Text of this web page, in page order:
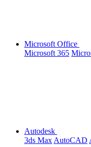
Microsoft Office
Microsoft 365
Autodesk
3ds Max AutoCAD